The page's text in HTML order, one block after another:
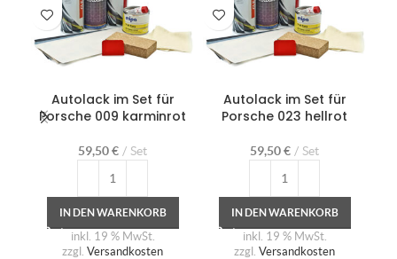
Autolack im Set für
Porsche 009 karminrot
59,50€ Set
IN DEN WARENKORB
inkl. 19 % MwSt.
zzgl. Versandkosten
Autolack im Set für
Porsche 023 hellrot
59,50€ Set
IN DEN WARENKORB
inkl. 19 % MwSt.
zzgl. Versandkosten